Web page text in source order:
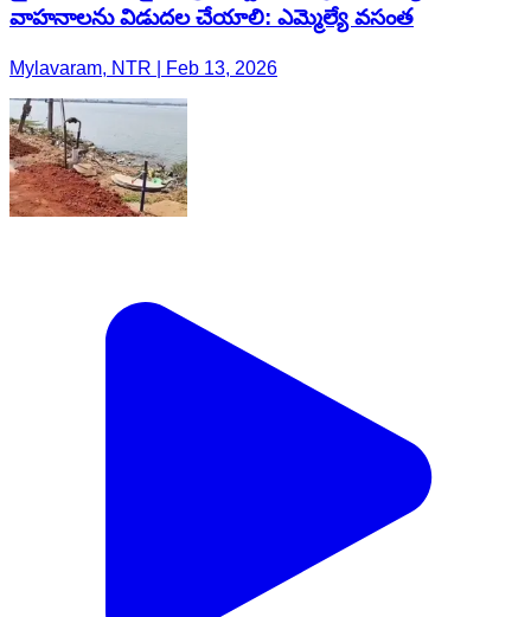
వాహనాలను విడుదల చేయాలి: ఎమ్మెల్యే వసంత
Mylavaram, NTR | Feb 13, 2026